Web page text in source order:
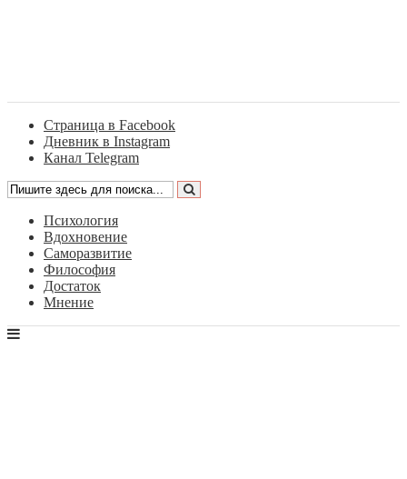
Страница в Facebook
Дневник в Instagram
Канал Telegram
Психология
Вдохновение
Саморазвитие
Философия
Достаток
Мнение